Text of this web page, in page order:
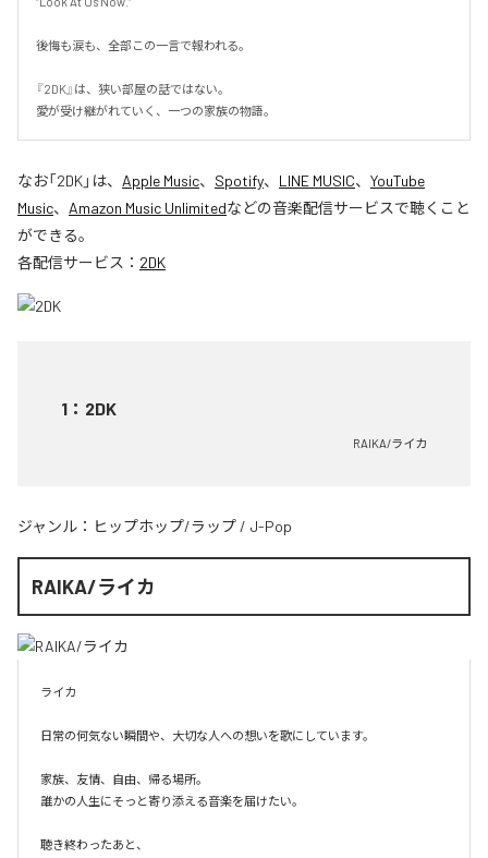
後悔も涙も、全部この一言で報われる。
『2DK』は、狭い部屋の話ではない。
愛が受け継がれていく、一つの家族の物語。
なお「2DK」は、 Apple Music、 Spotify、 LINE MUSIC、 YouTube
Music、 Amazon Music Unlimitedなどの音楽配信サービスで聴くこと
ができる。
各配信サービス： 2DK
1 ： 2DK
RAIKA/ライカ
ジャンル： ヒップホップ/ラップ / J-Pop
RAIKA/ライカ
ライカ
日常の何気ない瞬間や、大切な人への想いを歌にしています。
家族、友情、自由、帰る場所。
誰かの人生にそっと寄り添える音楽を届けたい。
聴き終わったあと、